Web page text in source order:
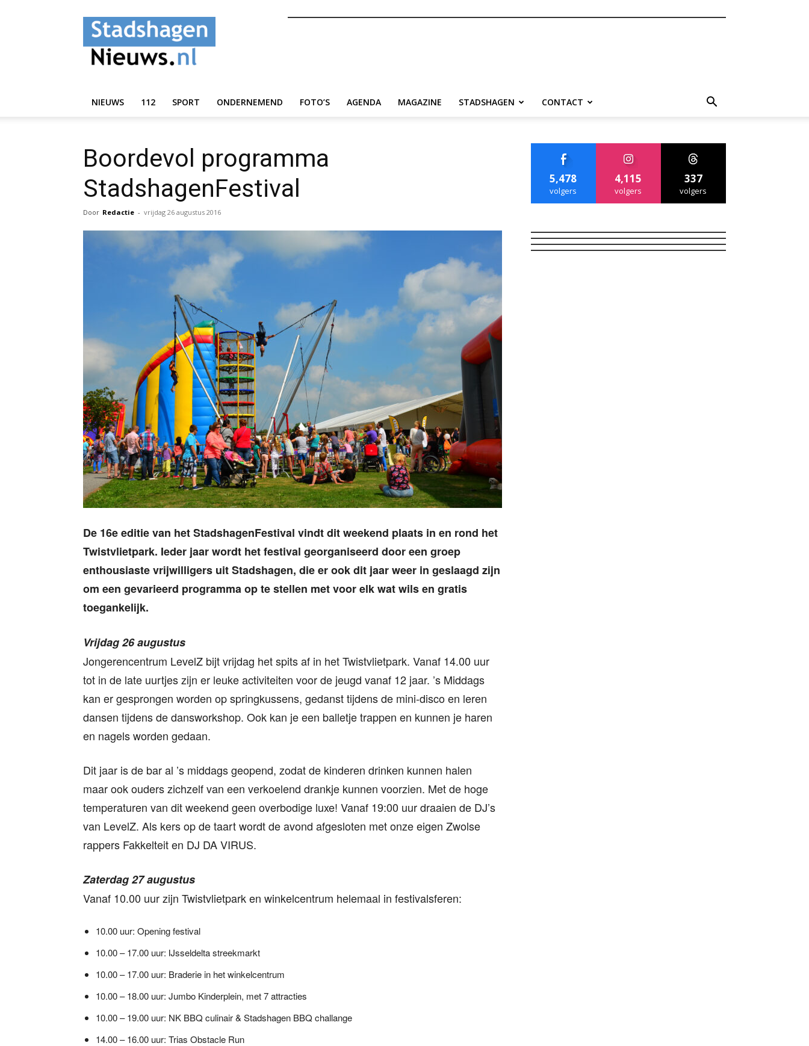
StadshagenNieuws.nl
NIEUWS 112 SPORT ONDERNEMEND FOTO’S AGENDA MAGAZINE STADSHAGEN CONTACT
Boordevol programma
StadshagenFestival
Door Redactie - vrijdag 26 augustus 2016
De 16e editie van het StadshagenFestival vindt dit weekend plaats in en rond het
Twistvlietpark. Ieder jaar wordt het festival georganiseerd door een groep
enthousiaste vrijwilligers uit Stadshagen, die er ook dit jaar weer in geslaagd zijn
om een gevarieerd programma op te stellen met voor elk wat wils en gratis
toegankelijk.
Vrijdag 26 augustus
Jongerencentrum LevelZ bijt vrijdag het spits af in het Twistvlietpark. Vanaf 14.00 uur
tot in de late uurtjes zijn er leuke activiteiten voor de jeugd vanaf 12 jaar. ’s Middags
kan er gesprongen worden op springkussens, gedanst tijdens de mini-disco en leren
dansen tijdens de dansworkshop. Ook kan je een balletje trappen en kunnen je haren
en nagels worden gedaan.
Dit jaar is de bar al ’s middags geopend, zodat de kinderen drinken kunnen halen
maar ook ouders zichzelf van een verkoelend drankje kunnen voorzien. Met de hoge
temperaturen van dit weekend geen overbodige luxe! Vanaf 19:00 uur draaien de DJ’s
van LevelZ. Als kers op de taart wordt de avond afgesloten met onze eigen Zwolse
rappers Fakkelteit en DJ DA VIRUS.
Zaterdag 27 augustus
Vanaf 10.00 uur zijn Twistvlietpark en winkelcentrum helemaal in festivalsferen:
10.00 uur: Opening festival
10.00 – 17.00 uur: IJsseldelta streekmarkt
10.00 – 17.00 uur: Braderie in het winkelcentrum
10.00 – 18.00 uur: Jumbo Kinderplein, met 7 attracties
10.00 – 19.00 uur: NK BBQ culinair & Stadshagen BBQ challange
14.00 – 16.00 uur: Trias Obstacle Run
5,478
volgers
4,115
volgers
337
volgers